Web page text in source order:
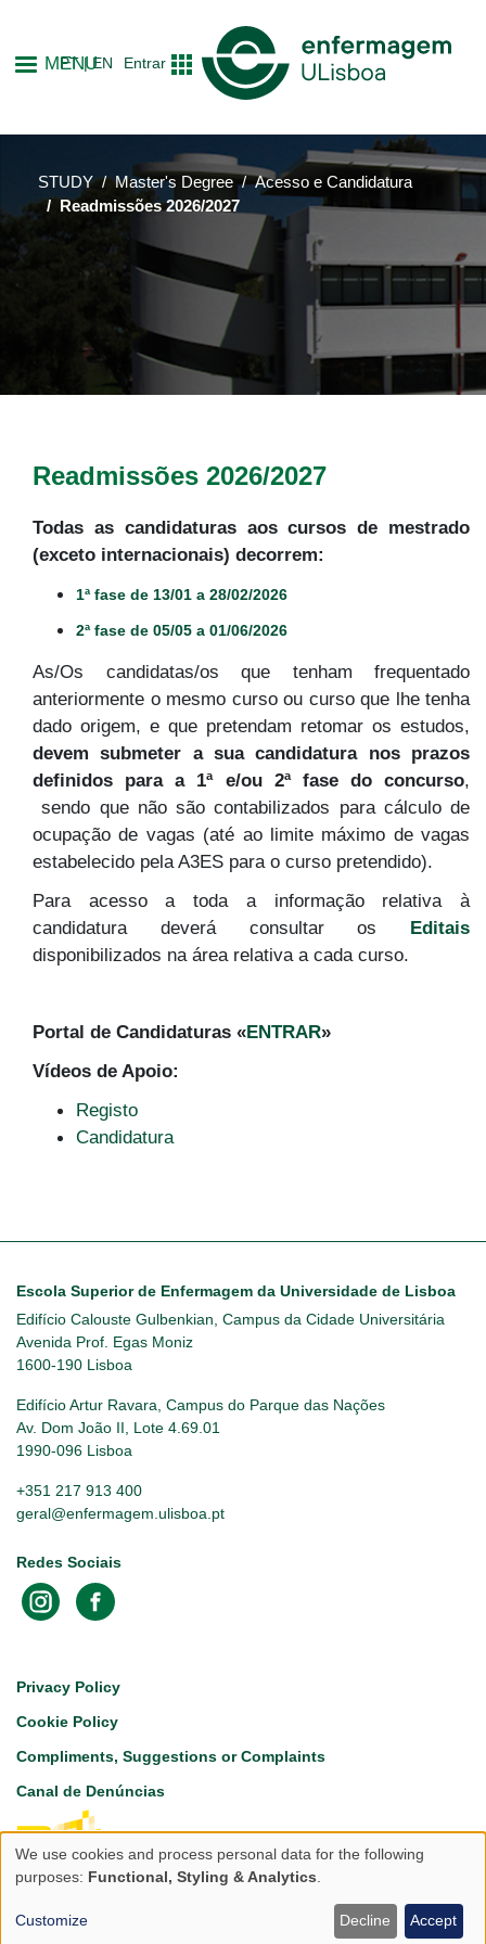
to
main
content
MENU
PT EN Entrar
STUDY Master's Degree
Acesso e Candidatura
Readmissões 2026/2027
Readmissões 2026/2027
Todas as candidaturas aos cursos de mestrado
(exceto internacionais) decorrem:
1ª fase de 13/01 a 28/02/2026
2ª fase de 05/05 a 01/06/2026
As/Os candidatas/os que tenham frequentado
anteriormente o mesmo curso ou curso que lhe tenha
dado origem, e que pretendam retomar os estudos,
devem submeter a sua candidatura nos prazos
definidos para a 1ª e/ou 2ª fase do concurso,
sendo que não são contabilizados para cálculo de
ocupação de vagas (até ao limite máximo de vagas
estabelecido pela A3ES para o curso pretendido).
Para acesso a toda a informação relativa à
candidatura deverá consultar os Editais
disponibilizados na área relativa a cada curso.
Portal de Candidaturas «ENTRAR»
Vídeos de Apoio:
Registo
Candidatura
Escola Superior de Enfermagem da Universidade de Lisboa
Edifício Calouste Gulbenkian, Campus da Cidade Universitária
Avenida Prof. Egas Moniz
1600-190 Lisboa
Edifício Artur Ravara, Campus do Parque das Nações
Av. Dom João II, Lote 4.69.01
1990-096 Lisboa
+351 217 913 400
geral@enfermagem.ulisboa.pt
Redes Sociais
Footer
Privacy Policy
Cookie Policy
Compliments, Suggestions or Complaints
Canal de Denúncias
Copyright © 2026 Escola Superior de Enfermagem da Universidade de Lisboa
Use
of
We use cookies and process personal data for the following
purposes: Functional, Styling & Analytics
Customize Decline Accept